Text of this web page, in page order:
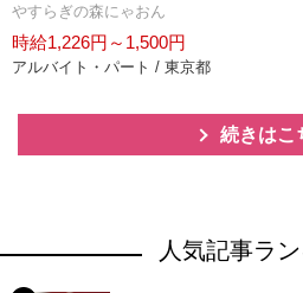
すらぎの森にゃおん
時給1,226円～1,500円
アルバイト・パート / 東京都
続きはこ
人気記事ラ